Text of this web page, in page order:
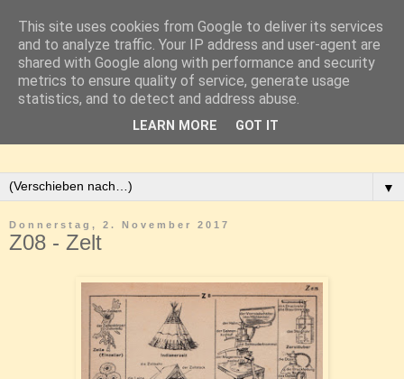
▼
Donnerstag, 2. November 2017
Z08 - Zelt
This site uses cookies from Google to deliver its services
and to analyze traffic. Your IP address and user-agent are
shared with Google along with performance and security
metrics to ensure quality of service, generate usage
statistics, and to detect and address abuse.
LEARN MORE GOT IT